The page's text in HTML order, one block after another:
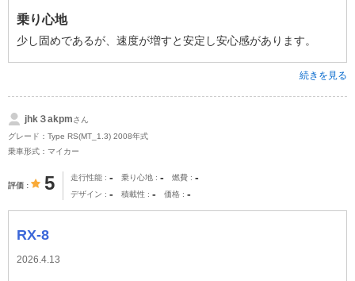
乗り心地
少し固めであるが、速度が増すと安定し安心感があります。
続きを見る
jhk３akpmさん
グレード：Type RS(MT_1.3) 2008年式
乗車形式：マイカー
評価 5 走行性能 - 乗り心地 - 燃費 -
デザイン - 積載性 - 価格 -
RX-8
2026.4.13